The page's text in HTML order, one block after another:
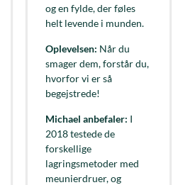
og en fylde, der føles
helt levende i munden.
Oplevelsen: Når du
smager dem, forstår du,
hvorfor vi er så
begejstrede!
Michael anbefaler: I
2018 testede de
forskellige
lagringsmetoder med
meunierdruer, og